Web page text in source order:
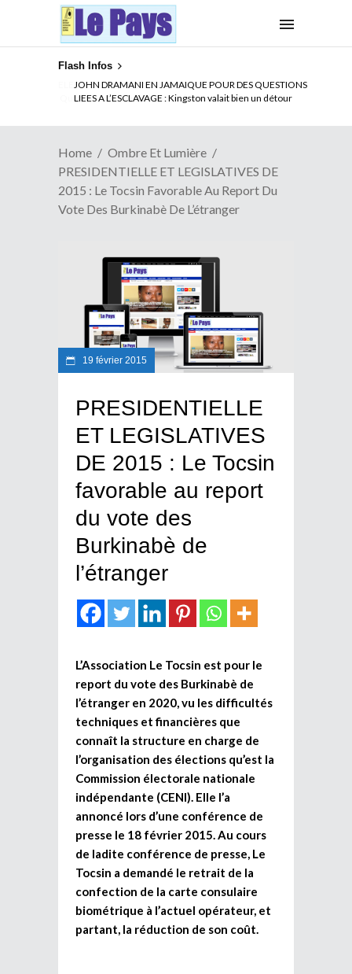
Flash Infos
ELECTION DE TALON A LA TETE DU SENAT BENINOIS :
Quand Patrice quitte le pouvoir sans partir !
Home
Ombre Et Lumière
PRESIDENTIELLE ET LEGISLATIVES DE
2015 : Le Tocsin Favorable Au Report Du
Vote Des Burkinabè De L’étranger
19 février 2015
PRESIDENTIELLE
ET LEGISLATIVES
DE 2015 : Le Tocsin
favorable au report
du vote des
Burkinabè de
l’étranger
L’Association Le Tocsin est pour le
report du vote des Burkinabè de
l’étranger en 2020, vu les difficultés
techniques et financières que
connaît la structure en charge de
l’organisation des élections qu’est la
Commission électorale nationale
indépendante (CENI). Elle l’a
annoncé lors d’une conférence de
presse le 18 février 2015. Au cours
de ladite conférence de presse, Le
Tocsin a demandé le retrait de la
confection de la carte consulaire
biométrique à l’actuel opérateur, et
partant, la réduction de son coût.